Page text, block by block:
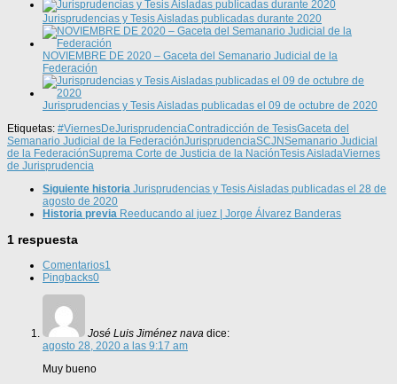
Jurisprudencias y Tesis Aisladas publicadas durante 2020
NOVIEMBRE DE 2020 – Gaceta del Semanario Judicial de la
Federación
Jurisprudencias y Tesis Aisladas publicadas el 09 de octubre de 2020
Etiquetas: #ViernesDeJurisprudenciaContradicción de TesisGaceta del
Semanario Judicial de la FederaciónJurisprudenciaSCJNSemanario Judicial
de la FederaciónSuprema Corte de Justicia de la NaciónTesis AisladaViernes
de Jurisprudencia
Siguiente historia Jurisprudencias y Tesis Aisladas publicadas el 28 de
agosto de 2020
Historia previa Reeducando al juez | Jorge Álvarez Banderas
1 respuesta
Comentarios1
Pingbacks0
José Luis Jiménez nava dice:
agosto 28, 2020 a las 9:17 am
Muy bueno